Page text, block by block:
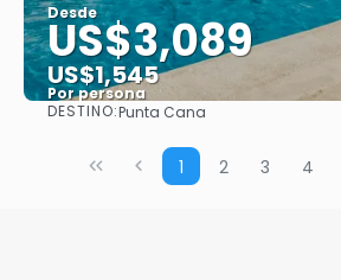
Desde
US$3,089
US$1,545
Por persona
DESTINO:Punta Cana
1 2 3 4